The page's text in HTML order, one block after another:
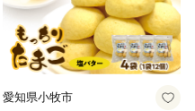
愛知県小牧市